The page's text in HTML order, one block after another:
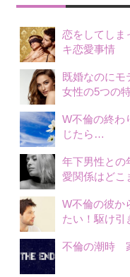
恋をしてしま
キ恋愛事情
既婚なのに
女性の5つの
W不倫の終
じたら…
年下男性と
愛関係はど
W不倫の彼か
たい！駆け引
不倫の潮時